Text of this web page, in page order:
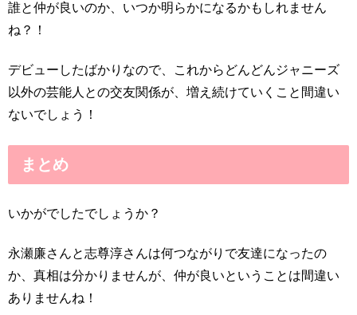
誰と仲が良いのか、いつか明らかになるかもしれません
ね？！
デビューしたばかりなので、これからどんどんジャニーズ
以外の芸能人との交友関係が、増え続けていくこと間違い
ないでしょう！
まとめ
いかがでしたでしょうか？
永瀬廉さんと志尊淳さんは何つながりで友達になったの
か、真相は分かりませんが、仲が良いということは間違い
ありませんね！